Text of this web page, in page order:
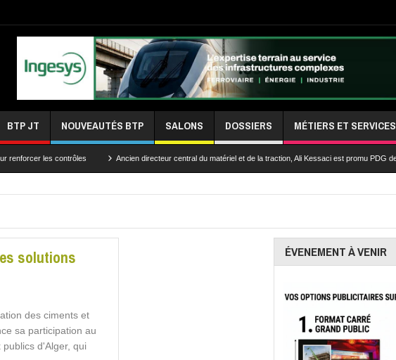
BTP JT NOUVEAUTÉS BTP SALONS DOSSIERS MÉTIERS ET SERVICES
Ancien directeur central du matériel et de la traction, Ali Kessaci est promu PDG de la SNTF
solutions
des ciments et
sa participation au
d'Alger, qui
ÉVENEMENT À VENIR